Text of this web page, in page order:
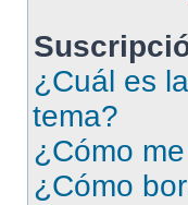
¿Cuál es
tema?
¿Cómo
¿Cómo